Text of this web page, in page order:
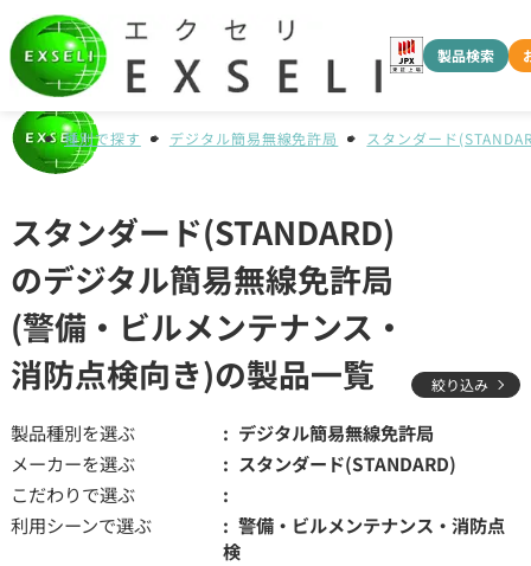
製品検索
種別で探す デジタル簡易無線免許局 スタンダード
スタンダード(STANDARD)
のデジタル簡易無線免許局
(警備・ビルメンテナンス・
消防点検向き)の製品一覧
絞り込み
製品種別を選ぶ
デジタル簡易無線免許局
メーカーを選ぶ
スタンダード(STANDARD)
こだわりで選ぶ
利用シーンで選ぶ
警備・ビルメンテナンス・消防点
検